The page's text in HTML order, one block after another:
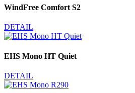
WindFree Comfort S2
DETAIL
EHS Mono HT Quiet
DETAIL